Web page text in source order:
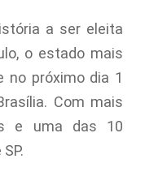
a ser eleita
o estado mais
no próximo dia 1
Com mais
e uma das 10